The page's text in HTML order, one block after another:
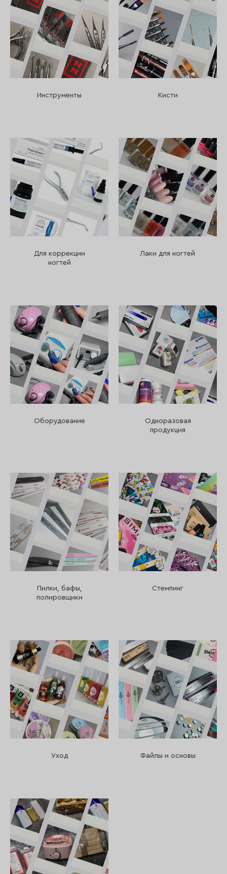
Инструменты Кисти
Для коррекции
ногтей
Лаки для ногтей
Оборудование
Одноразовая
продукция
Пилки, бафы,
полировщики
Стемпинг
Уход Файлы и основы